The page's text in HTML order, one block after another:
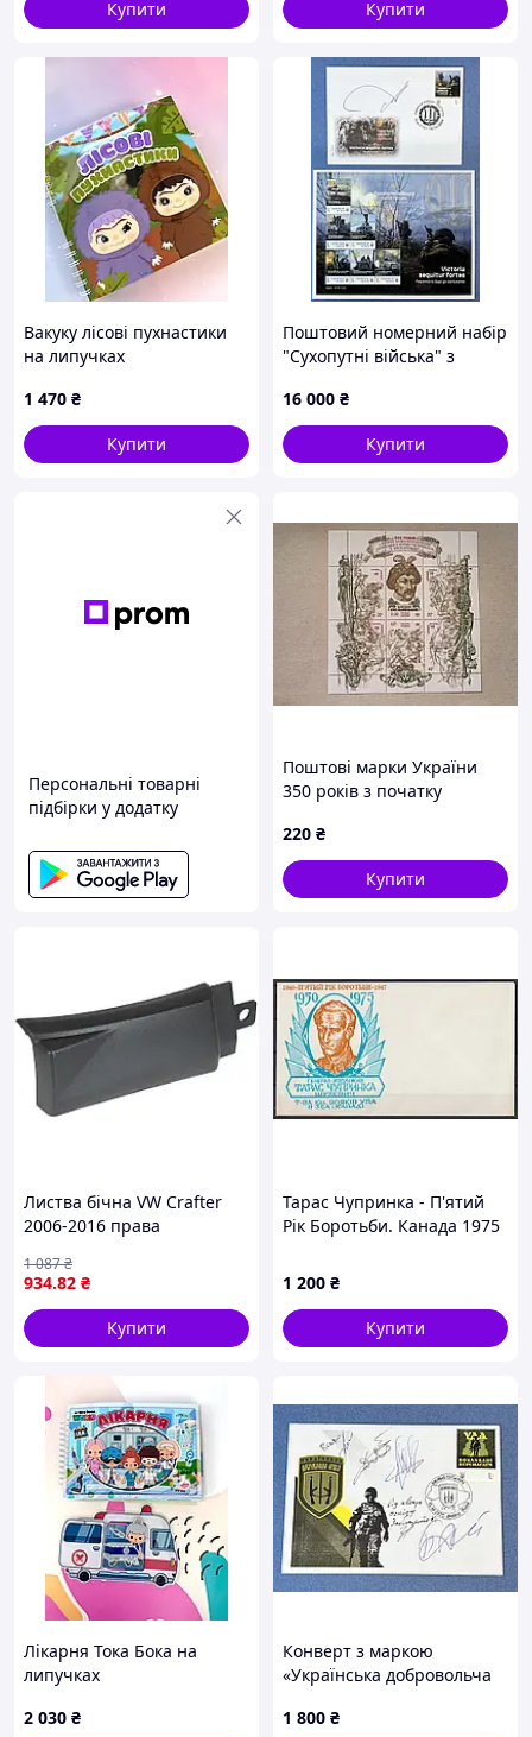
Купити Купити
Вакуку лісові пухнастики
на липучках
1 470 ₴
Купити
Поштовий номерний набір
"Сухопутні війська" з
Головнокомандувача ЗСУ
16 000 ₴
Купити
Персональні товарні
підбірки у додатку
Поштові марки України
350 років з початку
українського народу під
проводом Б.
Хмельницького 1998 рік
220 ₴
Купити
Листва бічна VW Crafter
2006-2016 права
934.82 ₴
1 087₴
Купити
Тарас Чупринка - П'ятий
Рік Боротьби. Канада 1975
1 200 ₴
Купити
Лікарня Тока Бока на
липучках
2 030 ₴
Конверт з маркою
«Українська добровольча
Дмитра Яроша)
1 800 ₴